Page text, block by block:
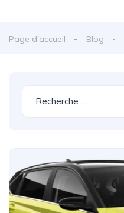
Page d'accueil Blog